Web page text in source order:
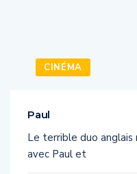
CINÉMA
Paul
Le terrible duo
avec Paul et